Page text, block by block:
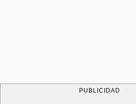
PUBLICIDAD